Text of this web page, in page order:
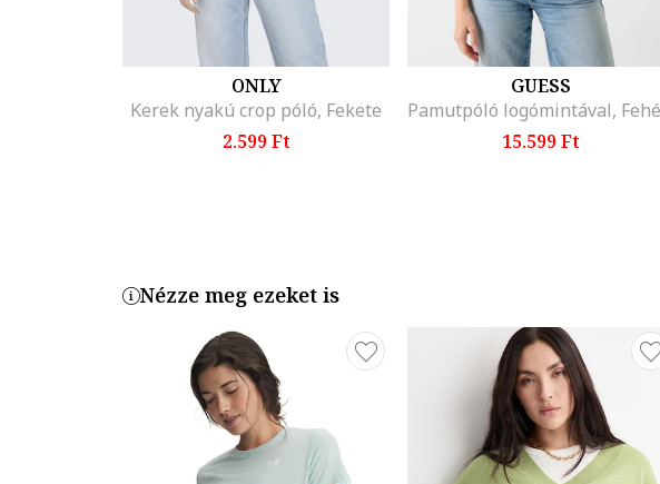
ONLY
Kerek nyakú crop póló, Fekete
2.599 Ft
GUESS
15.599 Ft
Nézze meg ezeket is